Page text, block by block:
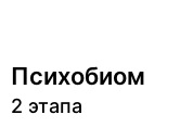
Психобиом
2 этапа